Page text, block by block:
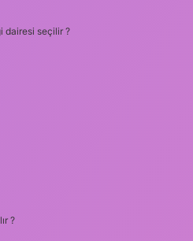
dairesi seçilir ?
?